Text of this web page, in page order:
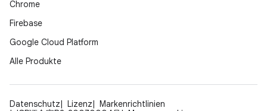
Chrome
Firebase
Google Cloud Platform
Alle Produkte
Datenschutz Lizenz
Markenrichtlinien